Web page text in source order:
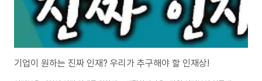
기업이 원하는 진짜 인재? 우리가 추구해야 할 인재상!